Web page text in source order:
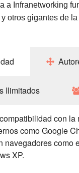
a Infranetworking
otros gigantes de
Ilimitados
con la
como Google
navegadores como
XP.